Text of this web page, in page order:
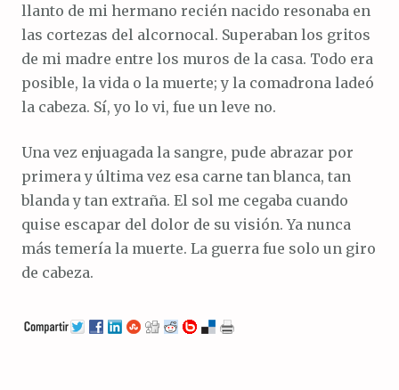
llanto de mi hermano recién nacido resonaba en
las cortezas del alcornocal. Superaban los gritos
de mi madre entre los muros de la casa. Todo era
posible, la vida o la muerte; y la comadrona ladeó
la cabeza. Sí, yo lo vi, fue un leve no.
Una vez enjuagada la sangre, pude abrazar por
primera y última vez esa carne tan blanca, tan
blanda y tan extraña. El sol me cegaba cuando
quise escapar del dolor de su visión. Ya nunca
más temería la muerte. La guerra fue solo un giro
de cabeza.